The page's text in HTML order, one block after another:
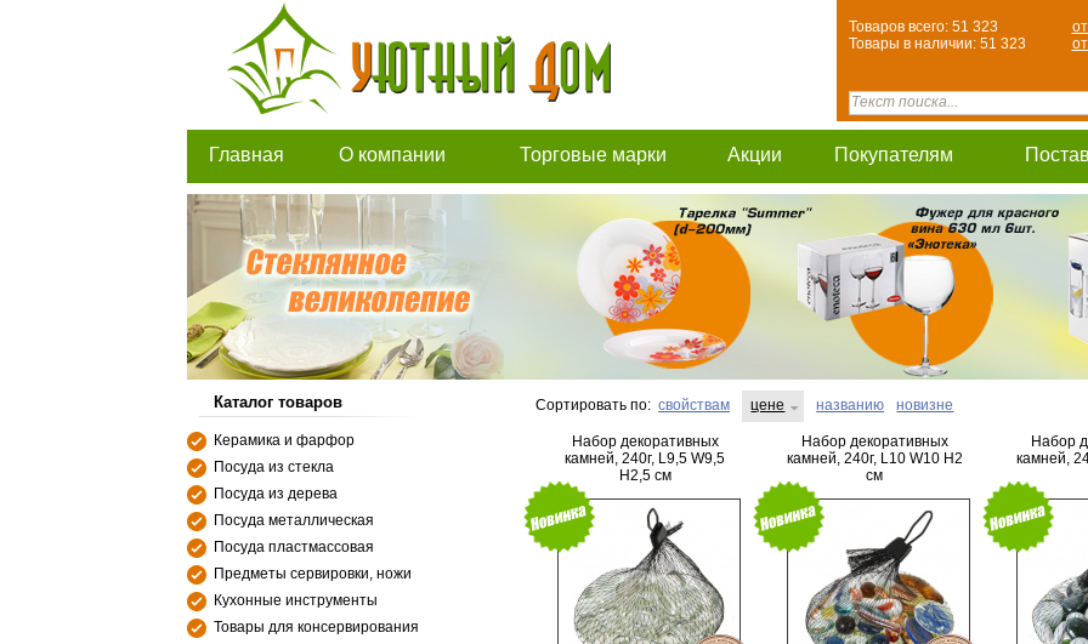
Товаров всего: 51 323
Товары в наличии: 51 323
Главная О компании Торговые марки Акции Покупателям
Каталог товаров
Керамика и фарфор
Посуда из стекла
Посуда из дерева
Посуда металлическая
Посуда пластмассовая
Предметы сервировки, ножи
Кухонные инструменты
Товары для консервирования
Сортировать по: свойствам цене названию новизне
Набор декоративных
камней, 240г, L9,5 W9,5
H2,5 см
Набор декоративных
камней, 240г, L10 W10 H2
см
Набор
камней,